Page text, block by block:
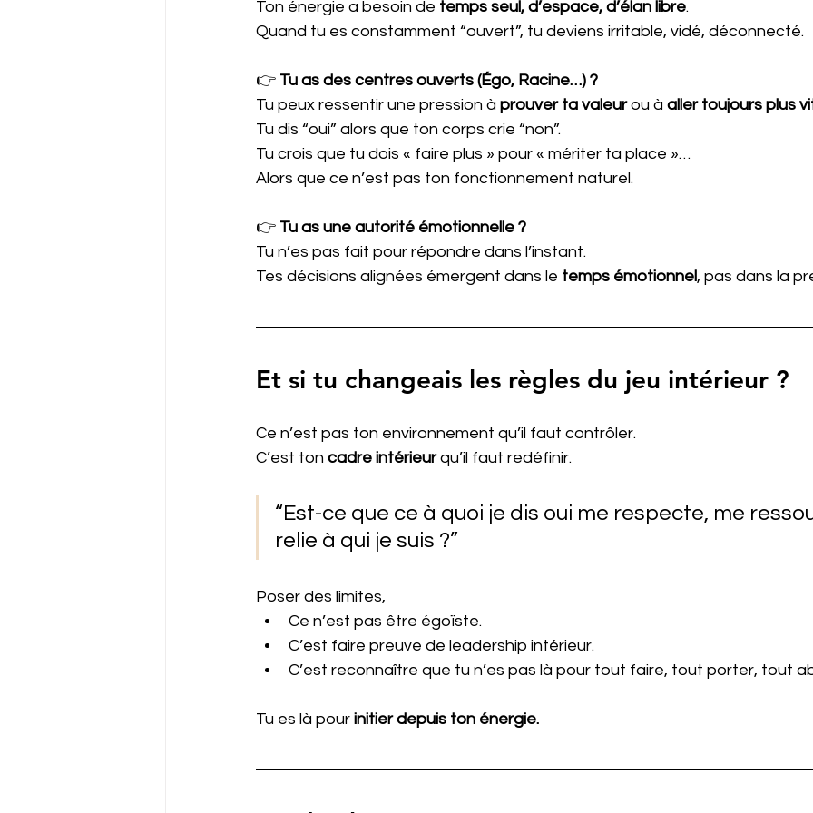
Ton énergie a besoin de temps seul, d’espace, d’élan libre.
Quand tu es constamment “ouvert”, tu deviens irritable, vidé, déconnecté.
👉 Tu as des centres ouverts (Égo, Racine…) ?
Tu peux ressentir une pression à prouver ta valeur ou à aller toujours plus
Tu dis “oui” alors que ton corps crie “non”.
Tu crois que tu dois « faire plus » pour « mériter ta place »…
Alors que ce n’est pas ton fonctionnement naturel.
👉 Tu as une autorité émotionnelle ?
Tu n’es pas fait pour répondre dans l’instant.
Tes décisions alignées émergent dans le temps émotionnel, pas dans la
Et si tu changeais les règles du jeu intérieur ?
Ce n’est pas ton environnement qu’il faut contrôler.
C’est ton cadre intérieur qu’il faut redéfinir.
“Est-ce que ce à quoi je dis oui me respecte, me
relie à qui je suis ?”
Poser des limites,
Ce n’est pas être égoïste.
C’est faire preuve de leadership intérieur.
C’est reconnaître que tu n’es pas là pour tout faire, tout porter, tout
Tu es là pour initier depuis ton énergie.